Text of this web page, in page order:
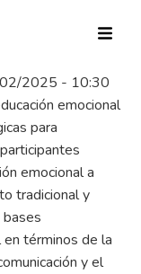
2025 - 10:30
emocional
para
emocional a
tradicional y
bases
términos de la
y el